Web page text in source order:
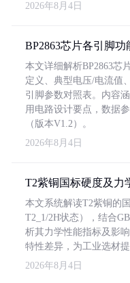
2026年8月4日
BP2863芯片各引脚功
本文详细解析BP2863芯
定义、典型电压/电流值
引脚参数对照表。内容
用电路设计要点，数据
（版本V1.2）。
2026年8月4日
T2紫铜国标硬度及力
本文系统解读T2紫铜的
T2_1/2H状态），结合
析其力学性能指标及影
特性差异，为工业选材提
2026年8月4日